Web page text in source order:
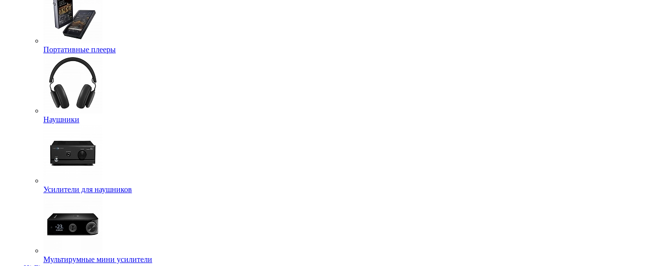
Портативные плееры
Наушники
Усилители для наушников
Мультирумные мини усилители